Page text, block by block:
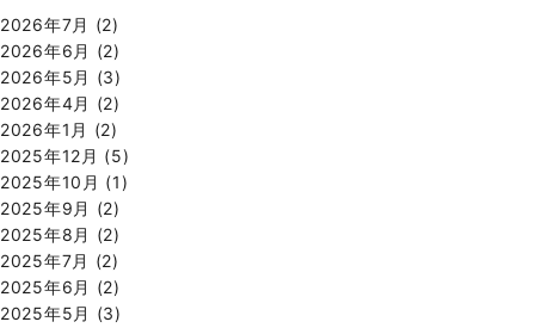
2026年7月 (2)
2026年6月 (2)
2026年5月 (3)
2026年4月 (2)
2026年1月 (2)
2025年12月 (5)
2025年10月 (1)
2025年9月 (2)
2025年8月 (2)
2025年7月 (2)
2025年6月 (2)
2025年5月 (3)